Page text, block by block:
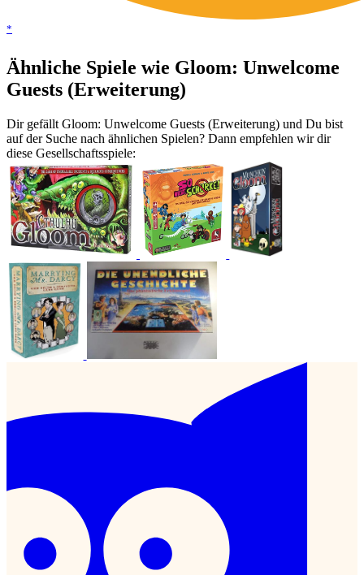
*
Ähnliche Spiele wie Gloom: Unwelcome
Guests (Erweiterung)
Dir gefällt Gloom: Unwelcome Guests (Erweiterung) und Du bist
auf der Suche nach ähnlichen Spielen? Dann empfehlen wir dir
diese Gesellschaftsspiele: